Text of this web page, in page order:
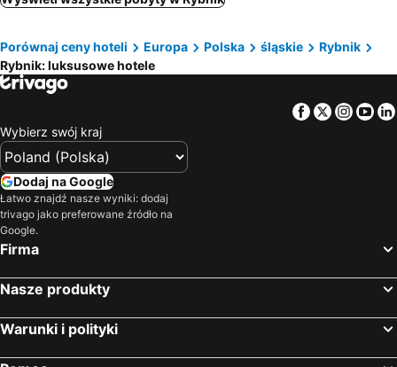
Czeladź, luxury hotels
Sosnowiec, luxury hotels
Tarnowskie Góry, luxury hotels
Frydek, luxury hotels
Będzin, luxury hotels
Opawa, luxury hotels
Karviná, luxury hotels
Toszek, luxury hotels
Zabrze, luxury hotels
Polska Cerekiew, luxury hotels
Porównaj ceny hoteli Europa Polska śląskie
Rybnik
Rybnik: luksusowe hotele
Facebook
Twitter
Wybierz swój kraj
Dodaj na Google
Łatwo znajdź nasze wyniki: dodaj
trivago jako preferowane źródło na
Google.
Firma
Nasze produkty
Warunki i polityki